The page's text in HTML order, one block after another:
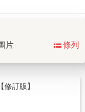
片 條列
訂版】